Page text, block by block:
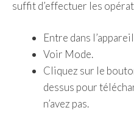
suffit d’effectuer les
Entre dans
Voir Mode.
Cliquez sur le
dessus pour
n’avez pas.